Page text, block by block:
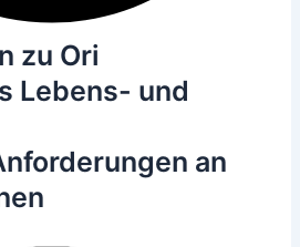
zu Ori
Lebens- und
an